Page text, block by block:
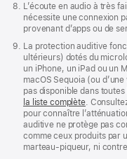
L’écoute en audio à très
nécessite une connexion
provenant d’apps ou de
La protection auditive
ultérieurs) dotés du
un iPhone, un iPad ou un
macOS Sequoia (ou
pas disponible dans
la liste complète.
pour connaître
auditive ne protège pas
comme ceux produits par
marteau-piqueur, ni